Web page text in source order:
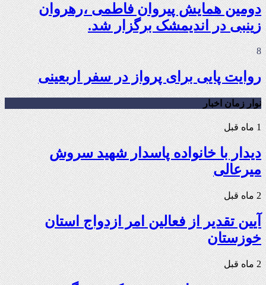
دومین همایش پیروان فاطمی ،رهروان
زینبی در اندیمشک برگزار شد.
8
روایت پایی برای پرواز در سفر اربعینی
نوار زمان اخبار
1 ماه قبل
دیدار با خانواده پاسدار شهید سروش
میرعالی
2 ماه قبل
آیین تقدیر از فعالین امر ازدواج استان
خوزستان
2 ماه قبل